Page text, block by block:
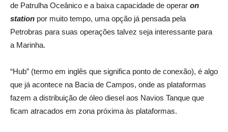
de Patrulha Oceânico e a baixa capacidade de operar on
station por muito tempo, uma opção já pensada pela
Petrobras para suas operações talvez seja interessante para
a Marinha.
“Hub” (termo em inglês que significa ponto de conexão), é algo
que já acontece na Bacia de Campos, onde as plataformas
fazem a distribuição de óleo diesel aos Navios Tanque que
ficam atracados em zona próxima às plataformas.